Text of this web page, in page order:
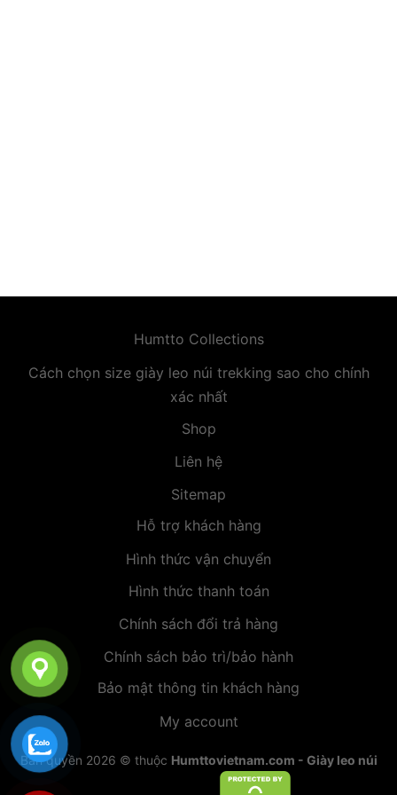
Humtto Collections
Cách chọn size giày leo núi trekking sao cho chính
xác nhất
Shop
Liên hệ
Sitemap
Hỗ trợ khách hàng
Hình thức vận chuyển
Hình thức thanh toán
Chính sách đổi trả hàng
Chính sách bảo trì/bảo hành
Bảo mật thông tin khách hàng
My account
Bản quyền 2026 © thuộc Humttovietnam.com - Giày leo núi